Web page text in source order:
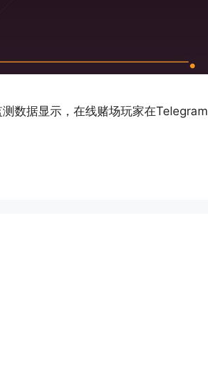
数据显示，在线赌场玩家在Telegram